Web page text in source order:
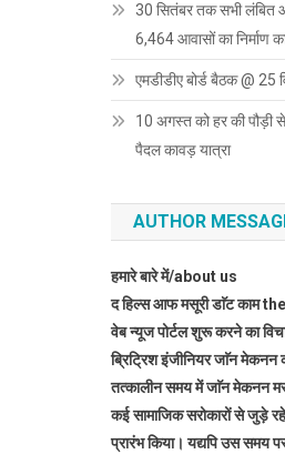
30 सितंबर तक सभी लंबित
6,464 आवासों का निर्माण
एमडीडीए बोर्ड बैठक @ 25
10 अगस्त को हर की पौड़ी
पैदल कावड़ यात्रा
AUTHOR
हमारे बारे में/about us
द हिल्स आफ मसूरी डाॅट
वेब न्यूज पोर्टल शुरू करने का
ब्रिट्रिश इंजीनियर जाॅन मेकनन
तत्कालीन समय में जाॅन मेकनन
कई सामाजिक सरोकारों से जुड़े
प्रारंभ किया। यद्यपि उस समय